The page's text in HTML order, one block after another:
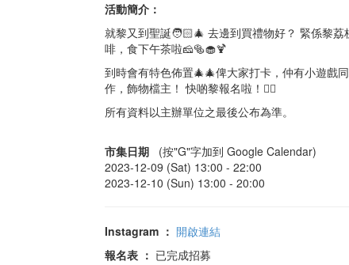
活動簡介：
就黎又到聖誕🧑🏻‍🎄 去邊到買禮物好？ 緊係黎
啡，食下午茶啦🧀🥯🧁🍹
到時會有特色佈置🎄🎄俾大家打卡，仲有小遊戲
作，飾物檔主！ 快啲黎報名啦！👍🏻
所有資料以主辦單位之最後公布為準。
市集日期
(按"G"字加到 Google Calendar)
2023-12-09 (Sat) 13:00 - 22:00
2023-12-10 (Sun) 13:00 - 20:00
Instagram ： 開啟連結
報名表 ： 已完成招募